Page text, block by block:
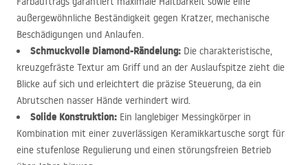
außergewöhnliche Beständigkeit gegen Kratzer, mechanische
Beschädigungen und Anlaufen.
Schmuckvolle Diamond-Rändelung: Die charakteristische,
kreuzgefräste Textur am Griff und an der Auslaufspitze zieht die
Blicke auf sich und erleichtert die präzise Steuerung, da ein
Abrutschen nasser Hände verhindert wird.
Solide Konstruktion: Ein langlebiger Messingkörper in
Kombination mit einer zuverlässigen Keramikkartusche sorgt für
eine stufenlose Regulierung und einen störungsfreien Betrieb